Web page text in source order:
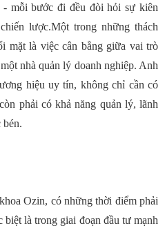
mỗi bước đi đều đòi hỏi sự kiên
lược.Một trong những thách
mặt là việc cân bằng giữa vai trò
nhà quản lý doanh nghiệp. Anh
hiệu uy tín, không chỉ cần có
phải có khả năng quản lý, lãnh
bén.
Ozin, có những thời điểm phải
là trong giai đoạn đầu tư mạnh